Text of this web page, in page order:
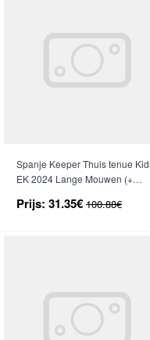
Spanje Keeper Thuis tenue
EK 2024 Lange Mouwen (+
Prijs: 31.35€ 100.88€